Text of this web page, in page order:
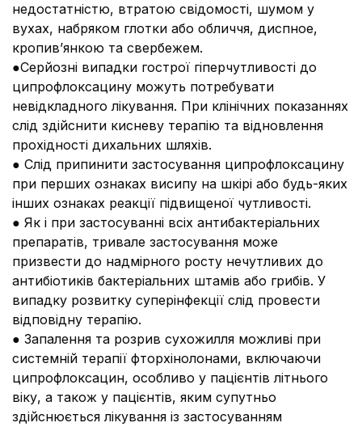
недостатністю, втратою свідомості, шумом у
вухах, набряком глотки або обличчя, диспное,
кропив’янкою та свербежем.
●Серйозні випадки гострої гіперчутливості до
ципрофлоксацину можуть потребувати
невідкладного лікування. При клінічних показаннях
слід здійснити кисневу терапію та відновлення
прохідності дихальних шляхів.
● Слід припинити застосування ципрофлоксацину
при перших ознаках висипу на шкірі або будь-яких
інших ознаках реакції підвищеної чутливості.
● Як і при застосуванні всіх антибактеріальних
препаратів, тривале застосування може
призвести до надмірного росту нечутливих до
антибіотиків бактеріальних штамів або грибів. У
випадку розвитку суперінфекції слід провести
відповідну терапію.
● Запалення та розрив сухожилля можливі при
системній терапії фторхінолонами, включаючи
ципрофлоксацин, особливо у пацієнтів літнього
віку, а також у пацієнтів, яким супутньо
здійснюється лікування із застосуванням